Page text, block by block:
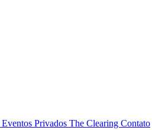
Eventos Privados The Clearing Contato